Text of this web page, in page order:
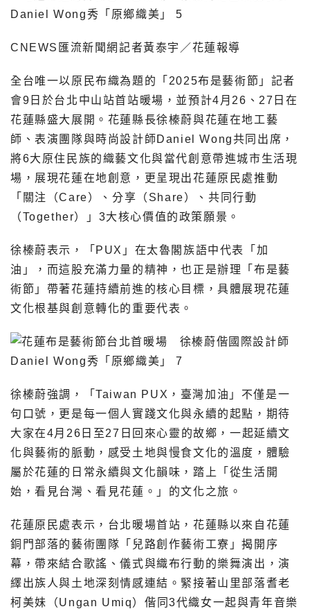
CNEWS匯流新聞網記者黃泰宇／花蓮報導
全台唯一以原民布織為題的「2025布是藝術節」記者
會9日於台北中山站首站暖場，並預計4月26、27日在
花蓮縣盛大展開。花蓮縣長徐榛蔚與花蓮在地工藝
師、表演團隊與時尚設計師Daniel Wong共同出席，
將6大原住民族的織藝文化與當代創意帶進城市生活現
場，展現花蓮在地創意，更呈現出花蓮原民處推動
「關注（Care）、分享（Share）、共同行動
（Together）」3大核心價值的政策願景。
徐榛蔚表示，「PUX」在太魯閣族語中代表「加
油」，而這股充滿力量的精神，也正是辦理「布是藝
術節」帶著花蓮持續前進的核心目標，具體展現花蓮
文化根基與創意轉化的重要代表。
徐榛蔚強調，「Taiwan PUX，臺灣加油」不僅是一
句口號，更是每一個人實踐文化與永續的起點，期待
大家在4月26日至27日回來心靈的故鄉，一起延續文
化與藝術的脈動，感受土地與慢食文化的溫度，體驗
屬於花蓮的日常永續與文化韻味，踏上「從生活開
始，看見台灣、看見花蓮。」的文化之旅。
花蓮原民處表示，台北暖場首站，花蓮縣以來自花蓮
銅門部落的藝術團隊「兒路創作藝術工寮」揭開序
幕，帶來結合歌謠、儀式與織布行動的樂舞演出，演
繹出族人與土地深刻情感連結。緊接著山里部落耆老
柯美妹（Ungan Umiq）偕同3代織女一起與青年音樂